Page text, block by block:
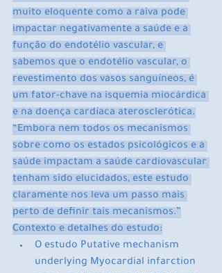
muito eloquente como a raiva pode
impactar negativamente a saúde e a
função do endotélio vascular, e
sabemos que o endotélio vascular, o
revestimento dos vasos sanguíneos, é
um fator-chave na isquemia miocárdica
e na doença cardíaca aterosclerótica.
“Embora nem todos os mecanismos
sobre como os estados psicológicos e a
saúde impactam a saúde cardiovascular
tenham sido elucidados, este estudo
claramente nos leva um passo mais
perto de definir tais mecanismos.”
Contexto e detalhes do estudo:
O estudo Putative mechanism
underlying Myocardial infarction